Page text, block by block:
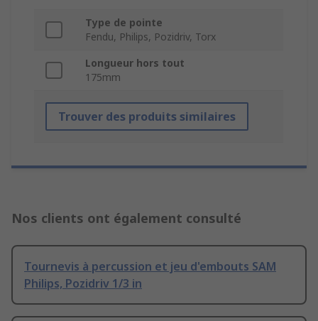
Type de pointe
Fendu, Philips, Pozidriv, Torx
Longueur hors tout
175mm
Trouver des produits similaires
Nos clients ont également consulté
Tournevis à percussion et jeu d'embouts SAM
Philips, Pozidriv 1/3 in